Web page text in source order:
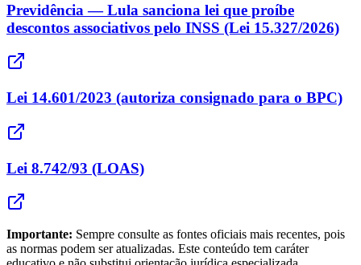
Previdência — Lula sanciona lei que proíbe
descontos associativos pelo INSS (Lei 15.327/2026)
Lei 14.601/2023 (autoriza consignado para o BPC)
Lei 8.742/93 (LOAS)
Importante: Sempre consulte as fontes oficiais mais recentes, pois
as normas podem ser atualizadas. Este conteúdo tem caráter